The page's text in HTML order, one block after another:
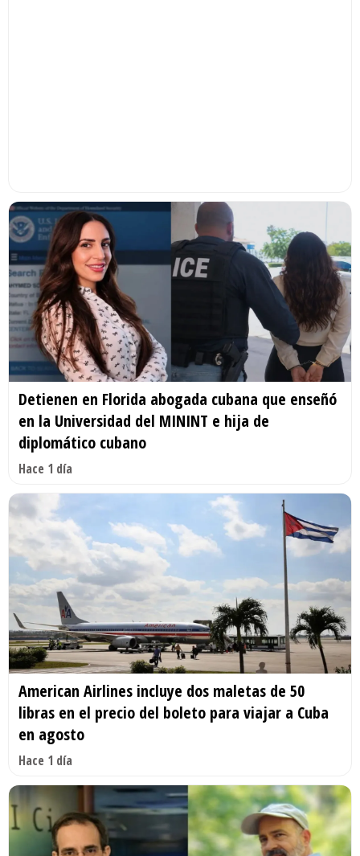
Detienen en Florida abogada cubana que enseñó
en la Universidad del MININT e hija de
diplomático cubano
Hace 1 día
American Airlines incluye dos maletas de 50
libras en el precio del boleto para viajar a Cuba
en agosto
Hace 1 día